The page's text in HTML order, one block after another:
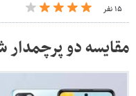
۱۵ نفر
مقایسه دو پرچمدار